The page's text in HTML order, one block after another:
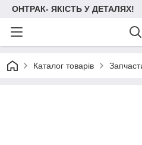
ОНТРАК- ЯКІСТЬ У ДЕТАЛЯХ!
Каталог товарів